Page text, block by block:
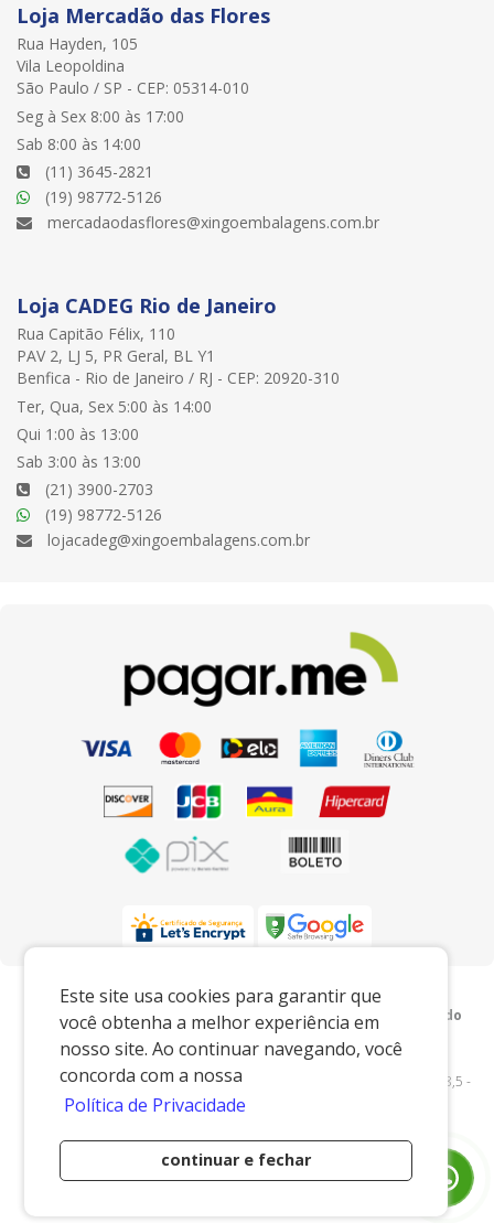
Este site usa cookies para garantir que
você obtenha a melhor experiência em
nosso site. Ao continuar navegando, você
concorda com a nossa
Política de Privacidade
continuar e fechar
Loja Mercadão das Flores
Rua Hayden, 105
Vila Leopoldina
São Paulo / SP - CEP: 05314-010
Seg à Sex 8:00 às 17:00
Sab 8:00 às 14:00
(11) 3645-2821
(19) 98772-5126
mercadaodasflores@xingoembalagens.com.br
Loja CADEG Rio de Janeiro
Rua Capitão Félix, 110
PAV 2, LJ 5, PR Geral, BL Y1
Benfica - Rio de Janeiro / RJ - CEP: 20920-310
Ter, Qua, Sex 5:00 às 14:00
Qui 1:00 às 13:00
Sab 3:00 às 13:00
(21) 3900-2703
(19) 98772-5126
lojacadeg@xingoembalagens.com.br
Preços e condições exclusivos para o
www.xingoembalagens.com.br e para o televendas, podendo
sofrer alterações sem prévia notiﬁcação.
Xingó Embalagens|62.438.429/0001-12|
www.xingoembalagens.com.br| Rodovia Prefeito Aziz Lian, Km 28,5 -
s/n - Borda da Mata - Jaguariúna/SP - 13916-875 - E-mail:
Desenvolvido por